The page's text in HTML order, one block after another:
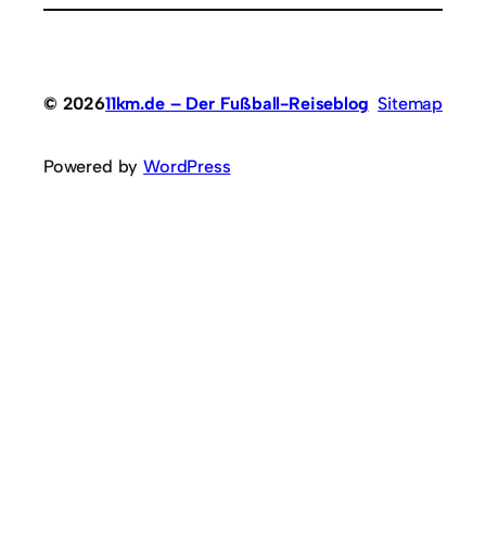
© 202611km.de – Der Fußball-Reiseblog Sitemap
Powered byWordPress